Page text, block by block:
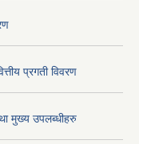
प्रगती विवरण
मुख्य उपलब्धीहरु